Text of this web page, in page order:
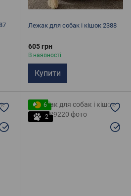
Лежак для собак і кішок 2388
605 грн
В наявності
Купити
6
-2